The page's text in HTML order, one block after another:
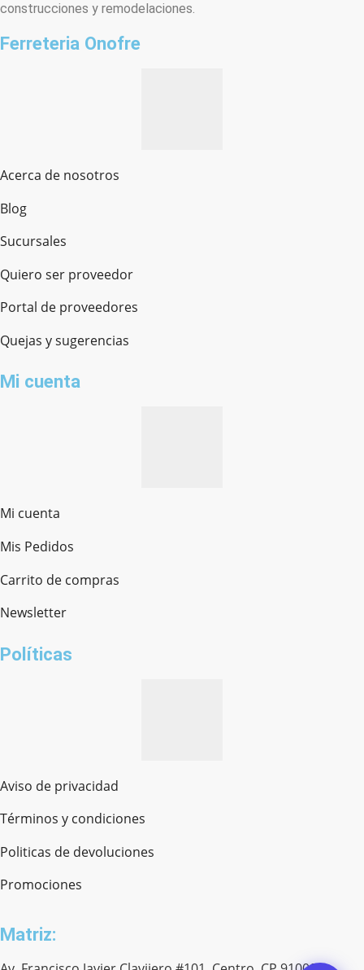
construcciones y remodelaciones.
Ferreteria Onofre
Acerca de nosotros
Blog
Sucursales
Quiero ser proveedor
Portal de proveedores
Quejas y sugerencias
Mi cuenta
Mi cuenta
Mis Pedidos
Carrito de compras
Newsletter
Políticas
Aviso de privacidad
Términos y condiciones
Politicas de devoluciones
Promociones
Matriz: